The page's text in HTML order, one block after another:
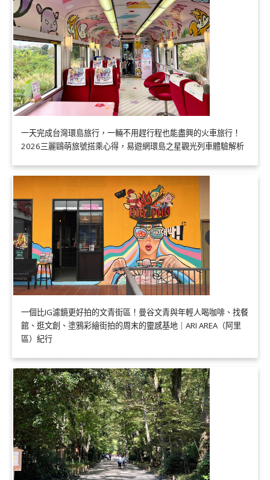
一天完成台灣環島旅行，一輛不用趕行程也能盡興的火車旅行！
2026三麗鷗萌旅號搭乘心得，易遊網環島之星觀光列車體驗解析
一個比IG濾鏡更好拍的文青街區！曼谷文青與年輕人喝咖啡、找餐
館、逛文創、塗鴉彩繪街拍的周末的靈感基地｜ARI AREA（阿里
區）紀行